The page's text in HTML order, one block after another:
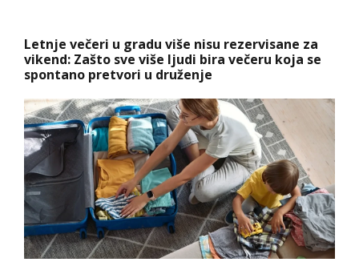
Letnje večeri u gradu više nisu rezervisane za
vikend: Zašto sve više ljudi bira večeru koja se
spontano pretvori u druženje